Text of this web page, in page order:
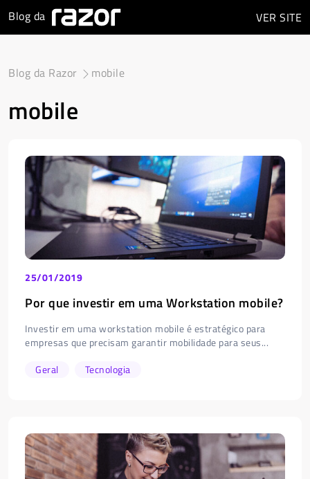
Blog da VER SITE
Blog da Razor mobile
mobile
25/01/2019
Por que investir em uma Workstation mobile?
Investir em uma workstation mobile é estratégico para
empresas que precisam garantir mobilidade para seus...
Geral
Tecnologia